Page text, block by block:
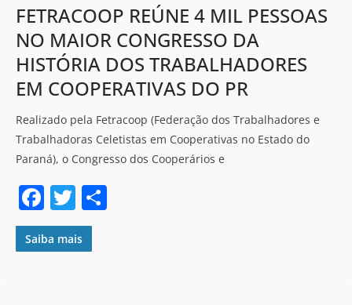
FETRACOOP REÚNE 4 MIL PESSOAS
NO MAIOR CONGRESSO DA
HISTÓRIA DOS TRABALHADORES
EM COOPERATIVAS DO PR
Realizado pela Fetracoop (Federação dos Trabalhadores e
Trabalhadoras Celetistas em Cooperativas no Estado do
Paraná), o Congresso dos Cooperários e
F
a
c
T
w
itt
Saiba mais